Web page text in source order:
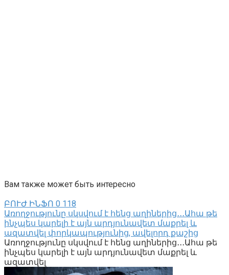
Вам также может быть интересно
ԲՈՒԺ ԻՆՖՈ 0 118
Առողջությունը սկսվում է հենց աղիներից․․․Ահա թե
ինչպես կարելի է այն արդյունավետ մաքրել և
ազատվել փորկապությունից, ավելորդ քաշից
Առողջությունը սկսվում է հենց աղիներից․․․Ահա թե
ինչպես կարելի է այն արդյունավետ մաքրել և
ազատվել